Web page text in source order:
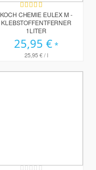
Bewertung:
100%
KOCH CHEMIE EULEX M -
KLEBSTOFFENTFERNER
1LITER
25,95 €
25,95 €/ l